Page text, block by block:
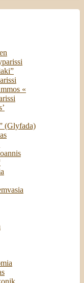
«
(Glyfada)